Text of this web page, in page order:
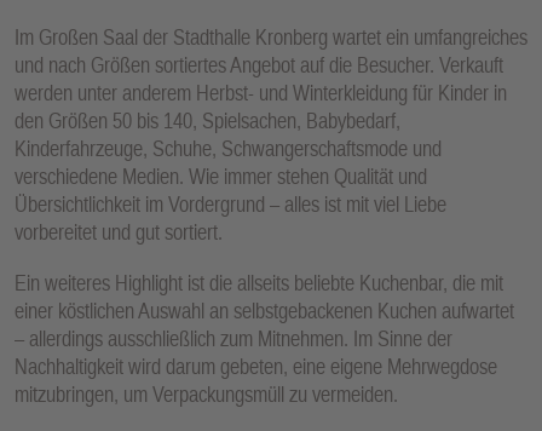
Im Großen Saal der Stadthalle Kronberg wartet ein umfangreiches
und nach Größen sortiertes Angebot auf die Besucher. Verkauft
werden unter anderem Herbst- und Winterkleidung für Kinder in
den Größen 50 bis 140, Spielsachen, Babybedarf,
Kinderfahrzeuge, Schuhe, Schwangerschaftsmode und
verschiedene Medien. Wie immer stehen Qualität und
Übersichtlichkeit im Vordergrund – alles ist mit viel Liebe
vorbereitet und gut sortiert.
Ein weiteres Highlight ist die allseits beliebte Kuchenbar, die mit
einer köstlichen Auswahl an selbstgebackenen Kuchen aufwartet
– allerdings ausschließlich zum Mitnehmen. Im Sinne der
Nachhaltigkeit wird darum gebeten, eine eigene Mehrwegdose
mitzubringen, um Verpackungsmüll zu vermeiden.